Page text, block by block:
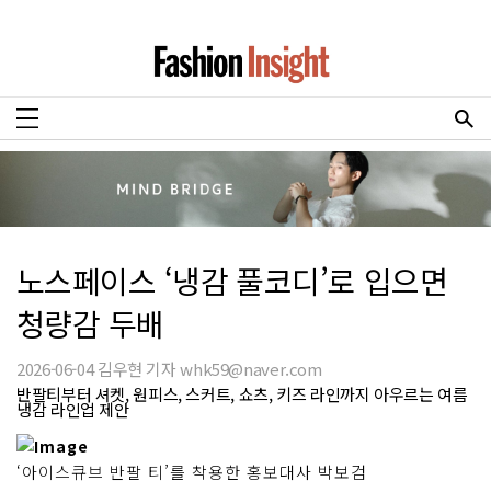
노스페이스 ‘냉감 풀코디’로 입으면
청량감 두배
2026-06-04 김우현 기자 whk59@naver.com
반팔티부터 셔켓, 원피스, 스커트, 쇼츠, 키즈 라인까지 아우르는 여름
냉감 라인업 제안
‘아이스큐브 반팔 티’를 착용한 홍보대사 박보검